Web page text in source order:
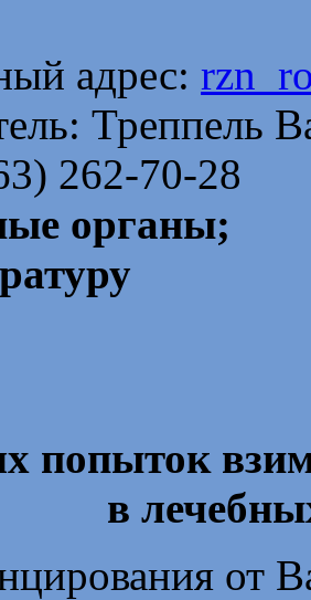
адрес:
Треппель
262-70-28
органы;
попыток
в
от